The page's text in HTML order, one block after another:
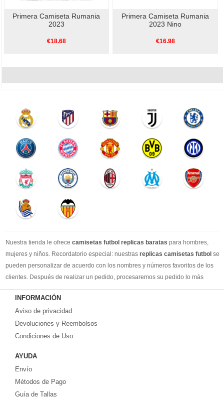
Primera Camiseta Rumania
2023
€18.68
Primera Camiseta Rumania
2023 Nino
€16.98
Nuestra tienda le ofrece camisetas futbol replicas baratas para hombres,
mujeres y niños. Recordatorio especial: nuestras replicas camisetas futbol se
pueden personalizar de acuerdo con los nombres y números favoritos de los
clientes. Después de realizar un pedido, procesaremos su pedido lo más
rápido posible, para que pueda recibir su camisetas de fútbol favorita cuando
la necesite. DHL / EMS / China Post y otro expreso, puede elegir libremente.
Llevamos más de 10 años comprometidos con esta industria, con una línea de
producción estable, un sólido equipo de servicio al cliente y una gran cantidad
de los clientes más leales. Tenemos suficiente experiencia para satisfacer tus
Prometemos a cada cliente:
1-Precio más bajo en toda la red, seguro de calidad
2-100% Método de pago seguro.
3-Cada uno de nuestros paquetes se enviará al número de seguimiento de
INFORMACIÓN
Aviso de privacidad
Devoluciones y Reembolsos
Condiciones de Uso
AYUDA
Envío
Métodos de Pago
Guía de Tallas